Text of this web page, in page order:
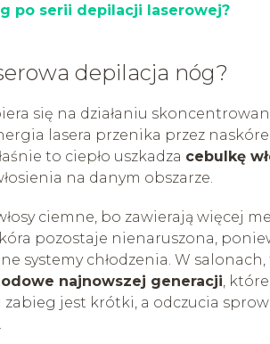
po serii depilacji laserowej?
depilacja nóg?
się na działaniu
lasera przenika przez
to ciepło uszkadza cebulkę
na danym obszarze.
ciemne, bo zawierają więcej
pozostaje nienaruszona,
systemy chłodzenia. W
najnowszej generacji,
jest krótki, a odczucia